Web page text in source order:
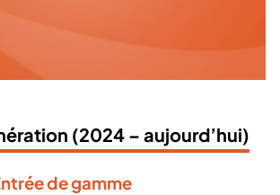
(2024 – aujourd’hui)
de gamme